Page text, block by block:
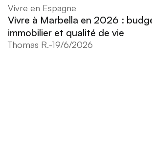
Vivre en Espagne
Vivre à Marbella en 2026 :
immobilier et qualité de vie
Thomas R.-19/6/2026